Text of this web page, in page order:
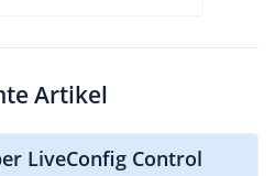
Artikel
LiveConfig Control